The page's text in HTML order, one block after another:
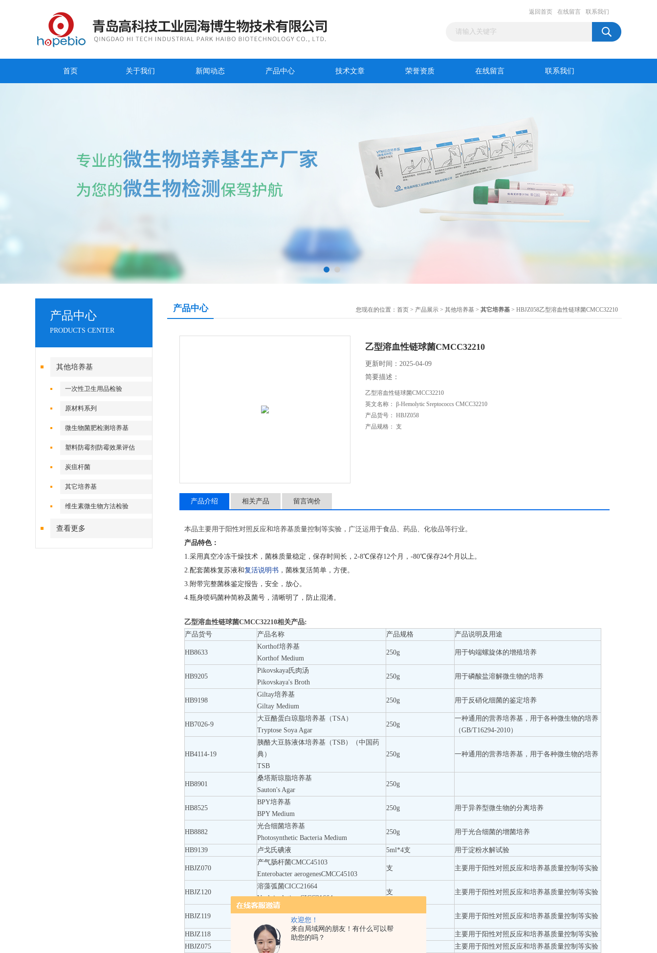
欢迎您！
来自局域网的朋友！有什么可以帮
助您的吗？
返回首页 在线留言 联系我们
首页 关于我们 新闻动态 产品中心 技术文章 荣誉资质 在线留言 联系我们
产品中心
PRODUCTS CENTER
其他培养基
一次性卫生用品检验
原材料系列
微生物菌肥检测培养基
塑料防霉剂防霉效果评估
炭疽杆菌
其它培养基
维生素微生物方法检验
查看更多
产品中心 您现在的位置： 首页 > 产品展示 > 其他培养基 > 其它培养基 > HBJZ058乙型溶血性链球菌CMCC32210
乙型溶血性链球菌CMCC32210
更新时间：2025-04-09
简要描述：
乙型溶血性链球菌CMCC32210
英文名称： β-Hemolytic Sreptococcs CMCC32210
产品货号： HBJZ058
产品规格： 支
产品介绍 相关产品 留言询价
本品主要用于阳性对照反应和培养基质量控制等实验，广泛运用于食品、药品、化妆品等行业。
产品特色：
1.采用真空冷冻干燥技术，菌株质量稳定，保存时间长，2-8℃保存12个月，-80℃保存24个月以上。
2.配套菌株复苏液和复活说明书 ，菌株复活简单，方便。
3.附带完整菌株鉴定报告，安全，放心。
4.瓶身喷码菌种简称及菌号，清晰明了，防止混淆。
乙型溶血性链球菌CMCC32210相关产品:
产品货号
产品名称 产品规格 产品说明及用途
HB8633
Korthof培养基
Korthof Medium
250g 用于钩端螺旋体的增殖培养
HB9205
Pikovskaya氏肉汤
Pikovskaya's Broth
250g 用于磷酸盐溶解微生物的培养
HB9198
Giltay培养基
Giltay Medium
250g 用于反硝化细菌的鉴定培养
HB7026-9
大豆酪蛋白琼脂培养基（TSA）
Tryptose Soya Agar
250g
一种通用的营养培养基，用于各种微生物的培养
（GB/T16294-2010）
HB4114-19
胰酪大豆胨液体培养基（TSB）（中国药
典）
TSB
250g 一种通用的营养培养基，用于各种微生物的培养
HB8901
桑塔斯琼脂培养基
Sauton's Agar
250g
HB8525
BPY培养基
BPY Medium
250g 用于异养型微生物的分离培养
HB8882
光合细菌培养基
Photosynthetic Bacteria Medium
250g 用于光合细菌的增菌培养
HB9139 卢戈氏碘液 5ml*4支 用于淀粉水解试验
HBJZ070
产气肠杆菌CMCC45103
Enterobacter aerogenesCMCC45103
支 主要用于阳性对照反应和培养基质量控制等实验
HBJZ120
溶藻弧菌CICC21664
V. alginolyticusCICC21664
支 主要用于阳性对照反应和培养基质量控制等实验
HBJZ119
金黄色葡萄球菌ATCC29213
Staphylococcus aureusATCC29213
主要用于阳性对照反应和培养基质量控制等实验
HBJZ118 都柏林沙门氏菌CICC21497 支
主要用于阳性对照反应和培养基质量控制等实验
HBJZ075
甲型副伤寒沙门氏菌CMCC（B）50093 主要用于阳性对照反应和培养基质量控制等实验